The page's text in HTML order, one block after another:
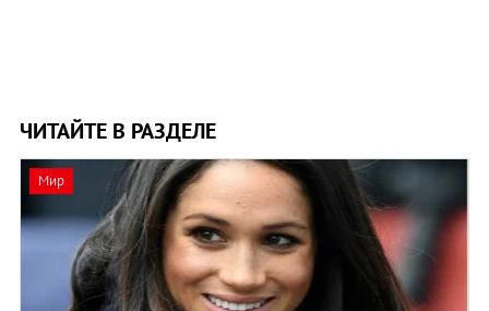
ЧИТАЙТЕ В РАЗДЕЛЕ
Мир